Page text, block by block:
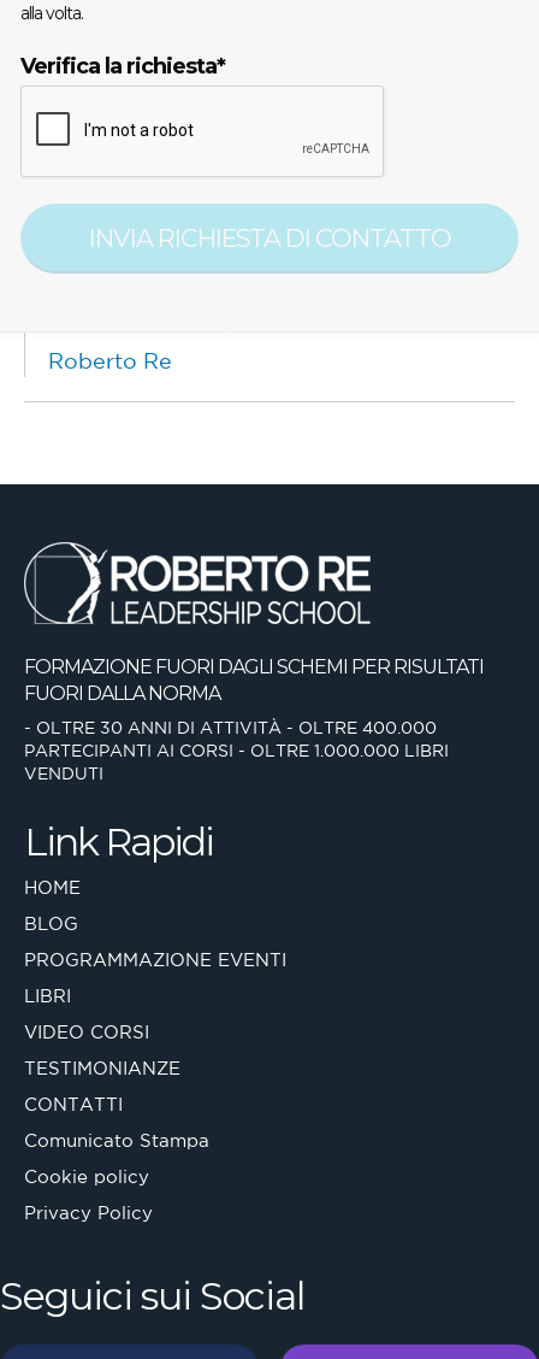
alla volta.
Verifica la richiesta*
INVIA RICHIESTA DI CONTATTO
Roberto Re
FORMAZIONE FUORI DAGLI SCHEMI PER RISULTATI
FUORI DALLA NORMA
- OLTRE 30 ANNI DI ATTIVITÀ - OLTRE 400.000
PARTECIPANTI AI CORSI - OLTRE 1.000.000 LIBRI
VENDUTI
Link Rapidi
HOME
BLOG
PROGRAMMAZIONE EVENTI
LIBRI
VIDEO CORSI
TESTIMONIANZE
CONTATTI
Comunicato Stampa
Cookie policy
Privacy Policy
Seguici sui Social